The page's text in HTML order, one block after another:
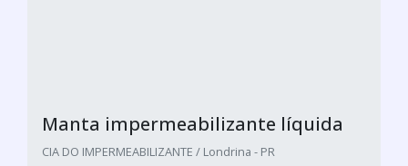
Manta impermeabilizante líquida
CIA DO IMPERMEABILIZANTE / Londrina - PR